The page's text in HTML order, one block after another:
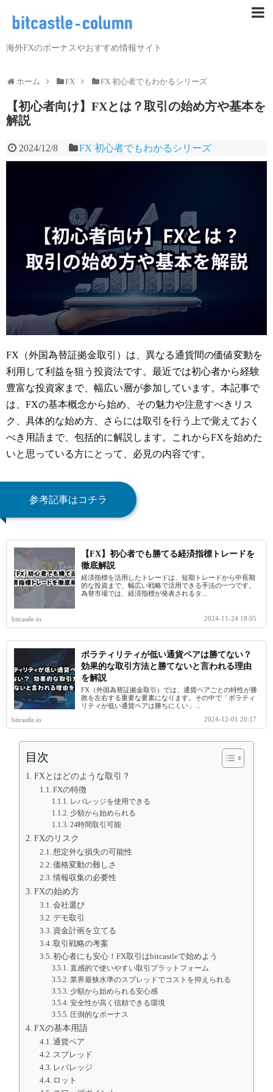
海外FXのボーナスやおすすめ情報サイト
ホーム FX FX 初心者でもわかるシリーズ
【初心者向け】FXとは？取引の始め方や基本を
解説
2024/12/8 FX 初心者でもわかるシリーズ
FX（外国為替証拠金取引）は、異なる通貨間の価値変動を
利用して利益を狙う投資法です。最近では初心者から経験
豊富な投資家まで、幅広い層が参加しています。本記事で
は、FXの基本概念から始め、その魅力や注意すべきリス
ク、具体的な始め方、さらには取引を行う上で覚えておく
べき用語まで、包括的に解説します。これからFXを始めた
いと思っている方にとって、必見の内容です。
参考記事はコチラ
【FX】初心者でも勝てる経済指標トレードを
徹底解説
経済指標を活用したトレードは、短期トレードから中長期
的な投資まで、幅広い戦略で活用できる手法の一つです。
為替市場では、経済指標が発表されるタ...
bitcastle.io 2024-11-24 18:05
ボラティリティが低い通貨ペアは勝てない？
効果的な取引方法と勝てないと言われる理由
を解説
FX（外国為替証拠金取引）では、通貨ペアごとの特性が勝
敗を左右する重要な要素になります。その中で「ボラティ
リティが低い通貨ペアは勝ちにくい」...
bitcastle.io
2024-12-01 20:17
目次
FXとはどのような取引？
FXの特徴
レバレッジを使用できる
少額から始められる
24時間取引可能
FXのリスク
想定外な損失の可能性
価格変動の難しさ
情報収集の必要性
FXの始め方
会社選び
デモ取引
資金計画を立てる
取引戦略の考案
初心者にも安心！FX取引はbitcastleで始めよう
直感的で使いやすい取引プラットフォーム
業界最狭水準のスプレッドでコストを抑えられる
少額から始められる安心感
安全性が高く信頼できる環境
圧倒的なボーナス
FXの基本用語
通貨ペア
スプレッド
レバレッジ
ロット